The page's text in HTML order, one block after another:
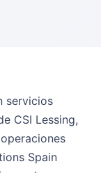
servicios
CSI Lessing,
Spain